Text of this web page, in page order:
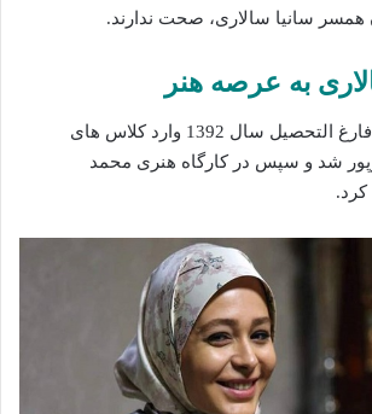
همسر سانیا سالاری، صحت ندارند.
به عرصه هنر
سانیا سالاری بعد از فارغ التحصیل سال 1392 وارد کلاس های
شد و سپس در کارگاه هنری محمد